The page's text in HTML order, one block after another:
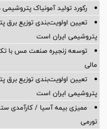
رکورد تولید آمونیاک
تعیین اولویت‌بندی توزیع برق
پتروشیمی ایران است
توسعه زنجیره صنعت مس با
مالی
تعیین اولویت‌بندی توزیع برق
پتروشیمی ایران است
ممیزی بیمه آسیا / کارآمدی
تورمی